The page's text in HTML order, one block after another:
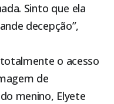
Sinto que ela
decepção”,
o acesso
de
menino, Elyete